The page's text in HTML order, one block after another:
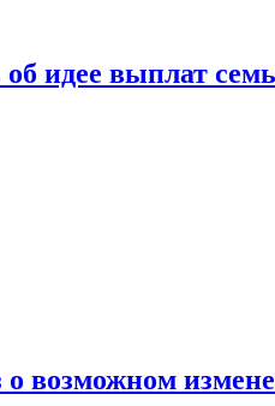
идее выплат
о возможном